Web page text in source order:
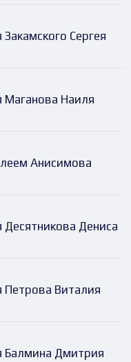
Сергея
Наиля
Анисимова
Дениса
Виталия
Балмина Дмитрия